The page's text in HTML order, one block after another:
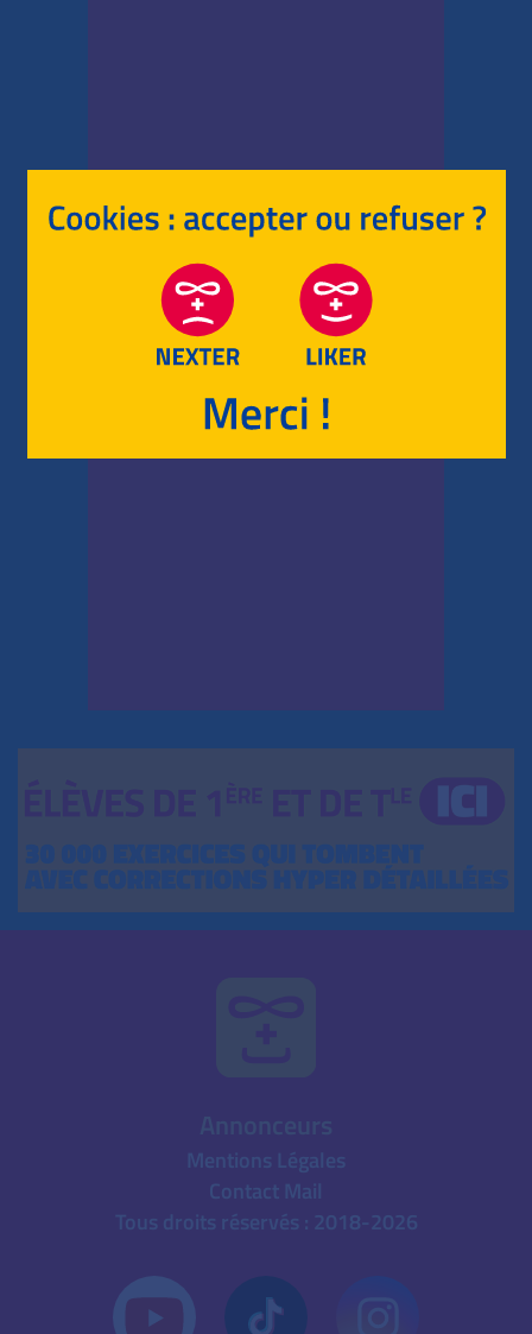
Mentions Légales
Contact Mail
Tous droits réservés : 2018-2026